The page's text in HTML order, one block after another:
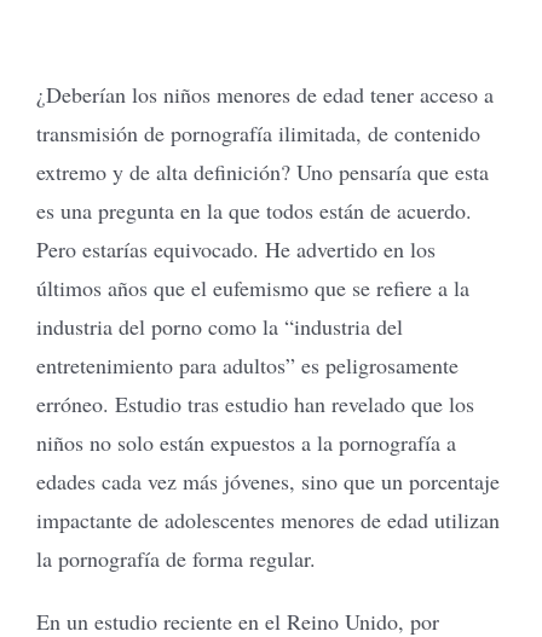
¿Deberían los niños menores de edad tener acceso a
transmisión de pornografía ilimitada, de contenido
extremo y de alta definición? Uno pensaría que esta
es una pregunta en la que todos están de acuerdo.
Pero estarías equivocado. He advertido en los
últimos años que el eufemismo que se refiere a la
industria del porno como la “industria del
entretenimiento para adultos” es peligrosamente
erróneo. Estudio tras estudio han revelado que los
niños no solo están expuestos a la pornografía a
edades cada vez más jóvenes, sino que un porcentaje
impactante de adolescentes menores de edad utilizan
la pornografía de forma regular.
En un estudio reciente en el Reino Unido, por